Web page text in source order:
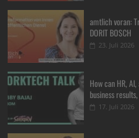
amtlich voran:
DORIT BOSCH
23. Juli 2026
How can HR,
business
17. Juli 2026